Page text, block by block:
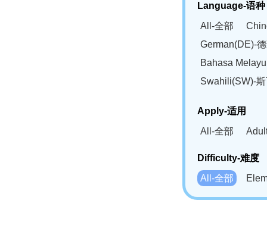
Language-语种
All-全部
German(DE)-
Bahasa
Swahili(SW)-
Apply-适用
All-全部
Difficulty-难度
All-全部